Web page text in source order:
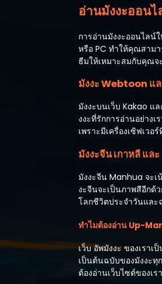
อ่านมังงะออนไ
การอ่านมังงะออนไลน์
หรือ PC ทำให้คุณสาม
ธีมให้เหมาะสมกับคุณ
มังงะ Webtoon แ
มังงะบนเว็บ Kakao แ
งงะที่รักการอ่านอย่าง
เพราะมีเครื่องเซิฟเว
มังงะจีน เกาหลี แล
มังงะจีน Manhua จะ
งะจีนจะเป็นภาพสีอีกด้
โลกชีวิตประจำวันและ
ทำไมต้องอ่าน Up-
เว็บ อัพมังงะ ของเรา
เป็นต้นฉบับของมังงะ
ต้องอ่านเว็บไซต์ของเ